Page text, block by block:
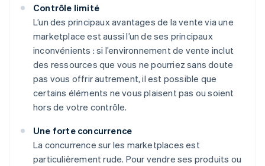
Contrôle limité
L’un des principaux avantages de la vente via une
marketplace est aussi l’un de ses principaux
inconvénients : si l’environnement de vente inclut
des ressources que vous ne pourriez sans doute
pas vous offrir autrement, il est possible que
certains éléments ne vous plaisent pas ou soient
hors de votre contrôle.
Une forte concurrence
La concurrence sur les marketplaces est
particulièrement rude. Pour vendre ses produits ou